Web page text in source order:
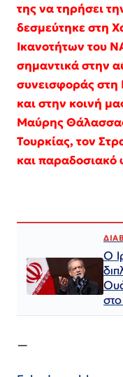
της να τηρήσει
δεσμεύτηκε στη
Ικανοτήτων του
σημαντικά στην
συνεισφοράς στη
και στην κοινή
Μαύρης
Τουρκίας, τον
και παραδοσιακό
Ο
—